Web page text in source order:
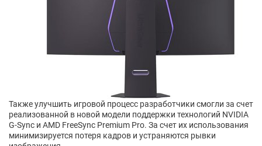
Также улучшить игровой процесс разработчики смогли за счет
реализованной в новой модели поддержки технологий NVIDIA
G-Sync и AMD FreeSync Premium Pro. За счет их использования
минимизируется потеря кадров и устраняются рывки